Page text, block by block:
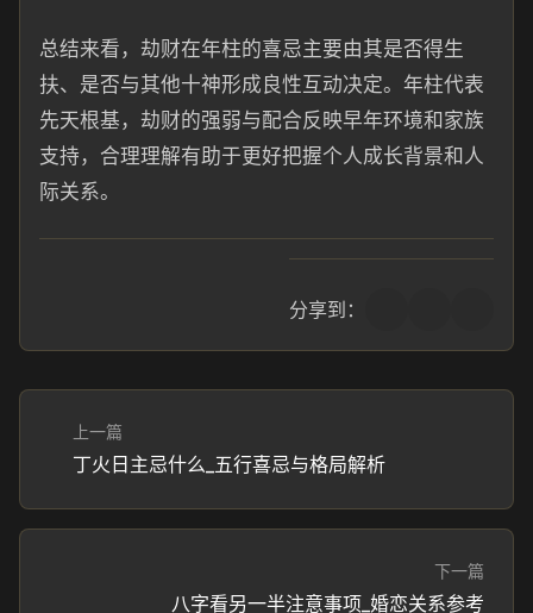
总结来看，劫财在年柱的喜忌主要由其是否得生
扶、是否与其他十神形成良性互动决定。年柱代表
先天根基，劫财的强弱与配合反映早年环境和家族
支持，合理理解有助于更好把握个人成长背景和人
际关系。
分享到：
上一篇
丁火日主忌什么_五行喜忌与格局解析
下一篇
八字看另一半注意事项_婚恋关系参考